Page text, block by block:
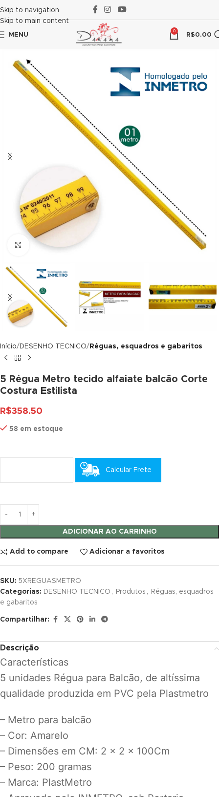
panel
panel
panel
panel
panel
panel
panel
panel
panel
panel
panel
satın al
panel
panel
panel
panel
panel
panel
panel
panel
panel
panel
panel
Skip to navigation
Skip to main content
MENU
0
R$0.00
Click to enlarge
Início DESENHO TECNICO Réguas, esquadros e gabaritos
5 Régua Metro tecido alfaiate balcão Corte
Costura Estilista
R$358.50
58 em estoque
Calcular Frete
ADICIONAR AO CARRINHO
Add to compare Adicionar a favoritos
SKU: 5XREGUASMETRO
Categorias: DESENHO TECNICO , Produtos ,
Réguas, esquadros
e gabaritos
Compartilhar:
Descrição
Características
5 unidades Régua para Balcão, de altíssima
qualidade produzida em PVC pela Plastmetro
– Metro para balcão
– Cor: Amarelo
– Dimensões em CM: 2 x 2 x 100Cm
– Peso: 200 gramas
– Marca: PlastMetro